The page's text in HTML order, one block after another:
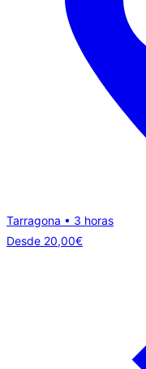
Tarragona • 3 horas
Desde 20,00€